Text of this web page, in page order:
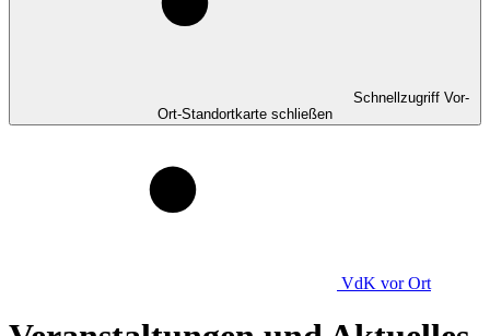
Schnellzugriff Vor-
Ort-Standortkarte schließen
VdK vor Ort